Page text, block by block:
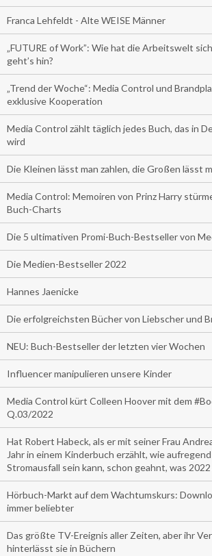
Franca Lehfeldt - Alte WEISE Männer
„FUTURE of Work”: Wie hat die Arbeitswelt
geht’s hin?
„Trend der Woche“: Media Control und
exklusive Kooperation
Media Control zählt täglich jedes Buch, das in
wird
Die Kleinen lässt man zahlen, die Großen lässt
Media Control: Memoiren von Prinz Harry
Buch-Charts
Die 5 ultimativen Promi-Buch-Bestseller von
Die Medien-Bestseller 2022
Hannes Jaenicke
Die erfolgreichsten Bücher von Liebscher und
NEU: Buch-Bestseller der letzten vier Wochen
Influencer manipulieren unsere Kinder
Media Control kürt Colleen Hoover mit dem
Q.03/2022
Hat Robert Habeck, als er mit seiner Frau
Jahr in einem Kinderbuch erzählt, wie
Stromausfall sein kann, schon geahnt, was 2022
Hörbuch-Markt auf dem Wachtumskurs:
immer beliebter
Das größte TV-Ereignis aller Zeiten, aber ihr
hinterlässt sie in Büchern